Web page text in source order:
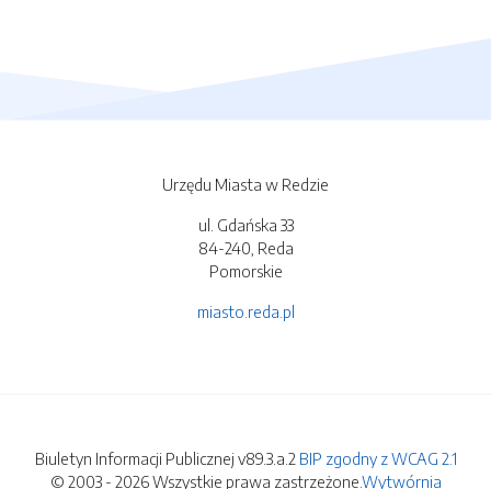
Urzędu Miasta w Redzie
ul. Gdańska 33
84-240, Reda
Pomorskie
miasto.reda.pl
Biuletyn Informacji Publicznej v89.3.a.2 BIP zgodny z WCAG 2.1
© 2003 - 2026 Wszystkie prawa zastrzeżone.Wytwórnia